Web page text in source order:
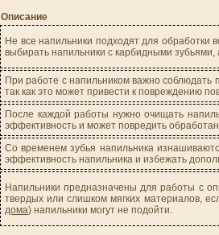
Описание
Не все напильники подходят для обработки
выбирать напильники с карбидными
При работе с напильником важно соблюдать
так как это может привести к повреждению
После каждой работы нужно очищать
эффективность и может повредить
Со временем зубья напильника
эффективность напильника и избежать
Напильники предназначены для работы с
твердых или слишком мягких материалов,
дома) напильники могут не подойти.